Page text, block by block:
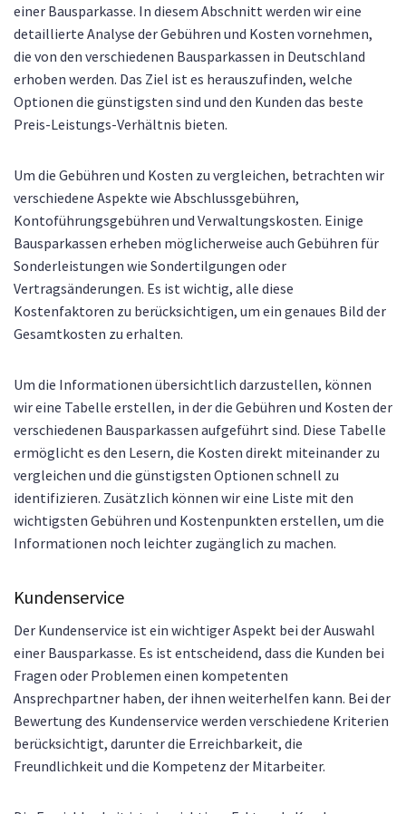
einer Bausparkasse. In diesem Abschnitt werden wir eine
detaillierte Analyse der Gebühren und Kosten vornehmen,
die von den verschiedenen Bausparkassen in Deutschland
erhoben werden. Das Ziel ist es herauszufinden, welche
Optionen die günstigsten sind und den Kunden das beste
Preis-Leistungs-Verhältnis bieten.
Um die Gebühren und Kosten zu vergleichen, betrachten wir
verschiedene Aspekte wie Abschlussgebühren,
Kontoführungsgebühren und Verwaltungskosten. Einige
Bausparkassen erheben möglicherweise auch Gebühren für
Sonderleistungen wie Sondertilgungen oder
Vertragsänderungen. Es ist wichtig, alle diese
Kostenfaktoren zu berücksichtigen, um ein genaues Bild der
Gesamtkosten zu erhalten.
Um die Informationen übersichtlich darzustellen, können
wir eine Tabelle erstellen, in der die Gebühren und Kosten der
verschiedenen Bausparkassen aufgeführt sind. Diese Tabelle
ermöglicht es den Lesern, die Kosten direkt miteinander zu
vergleichen und die günstigsten Optionen schnell zu
identifizieren. Zusätzlich können wir eine Liste mit den
wichtigsten Gebühren und Kostenpunkten erstellen, um die
Informationen noch leichter zugänglich zu machen.
Kundenservice
Der Kundenservice ist ein wichtiger Aspekt bei der Auswahl
einer Bausparkasse. Es ist entscheidend, dass die Kunden bei
Fragen oder Problemen einen kompetenten
Ansprechpartner haben, der ihnen weiterhelfen kann. Bei der
Bewertung des Kundenservice werden verschiedene Kriterien
berücksichtigt, darunter die Erreichbarkeit, die
Freundlichkeit und die Kompetenz der Mitarbeiter.